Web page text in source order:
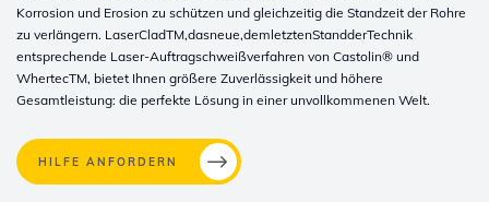
Korrosion und Erosion zu schützen und gleichzeitig die Standzeit der Rohre
zu verlängern. LaserCladTM,dasneue,demletztenStandderTechnik
entsprechende Laser-Auftragschweißverfahren von Castolin® und
WhertecTM, bietet Ihnen größere Zuverlässigkeit und höhere
Gesamtleistung: die perfekte Lösung in einer unvollkommenen Welt.
HILFE ANFORDERN